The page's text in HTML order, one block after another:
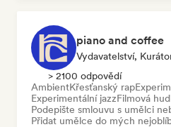
piano and coffee
Vydavatelství,
> 2100 odpovědí
AmbientKřesťanský rap
Experimentální jazzFilmová
Podepište smlouvu s umělci
Přidat umělce do mých